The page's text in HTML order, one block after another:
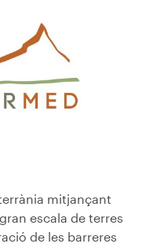
mitjançant
escala de terres
de les barreres